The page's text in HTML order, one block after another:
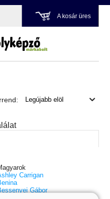
A kosár üres
Carrigan
Gábor